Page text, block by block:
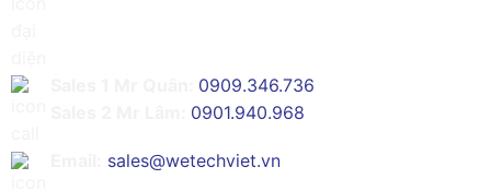
0909.346.736
0901.940.968
sales@wetechviet.vn